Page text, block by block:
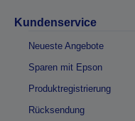
Kundenservice
Neueste Angebote
Sparen mit Epson
Produktregistrierung
Rücksendung